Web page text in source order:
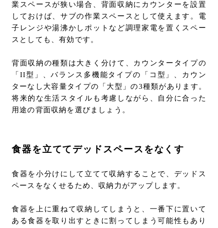
業スペースが狭い場合、背面収納にカウンターを設置
しておけば、サブの作業スペースとして使えます。電
子レンジや湯沸かしポットなど調理家電を置くスペー
スとしても、有効です。
背面収納の種類は大きく分けて、カウンタータイプの
「II型」、バランス多機能タイプの「コ型」、カウン
ターなし大容量タイプの「大型」の3種類があります。
将来的な生活スタイルも考慮しながら、自分に合った
用途の背面収納を選びましょう。
食器を立ててデッドスペースをなくす
食器を小分けにして立てて収納することで、デッドス
ペースをなくせるため、収納力がアップします。
食器を上に重ねて収納してしまうと、一番下に置いて
ある食器を取り出すときに割ってしまう可能性もあり